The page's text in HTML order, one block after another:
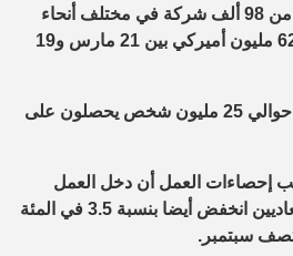
في المقابل، أثر إغلاق أكثر من 98 ألف شركة في مختلف أنحاء
الولايات المتحدة على نحو 62 مليون أميركي بين 21 مارس و19
وإلى غاية 19 سبتمبر، كان حوالي 25 مليون شخص يحصلون على
إحصاءات العمل أن دخل العمل
لموظفي القطاع الخاص العاديين انخفض أيضا بنسبة 3.5 في المئة
سبتمبر.